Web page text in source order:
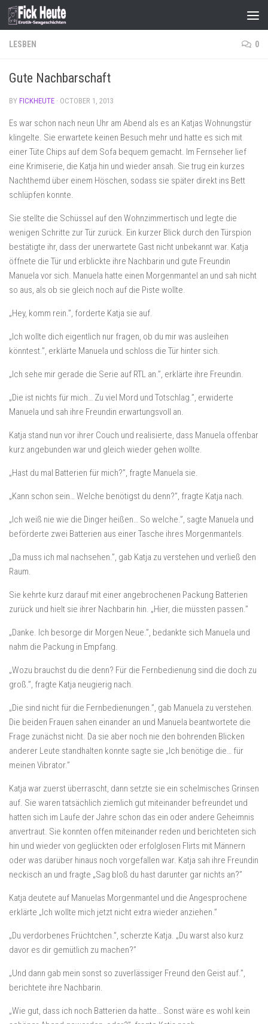
Skip to content
LESBEN 0
Gute Nachbarschaft
BY FICKHEUTE · OCTOBER 1, 2013
Es war schon nach neun Uhr am Abend als es an Katjas Wohnungstür
klingelte. Sie erwartete keinen Besuch mehr und hatte es sich mit
einer Tüte Chips auf dem Sofa bequem gemacht. Im Fernseher lief
eine Krimiserie, die Katja hin und wieder ansah. Sie trug ein kurzes
Nachthemd über einem Höschen, sodass sie später direkt ins Bett
schlüpfen konnte.
Sie stellte die Schüssel auf den Wohnzimmertisch und legte die
wenigen Schritte zur Tür zurück. Ein kurzer Blick durch den Türspion
bestätigte ihr, dass der unerwartete Gast nicht unbekannt war. Katja
öffnete die Tür und erblickte ihre Nachbarin und gute Freundin
Manuela vor sich. Manuela hatte einen Morgenmantel an und sah nicht
so aus, als ob sie gleich noch auf die Piste wollte.
„Hey, komm rein.”, forderte Katja sie auf.
„Ich wollte dich eigentlich nur fragen, ob du mir was ausleihen
könntest.”, erklärte Manuela und schloss die Tür hinter sich.
„Ich sehe mir gerade die Serie auf RTL an.”, erklärte ihre Freundin.
„Die ist nichts für mich… Zu viel Mord und Totschlag.”, erwiderte
Manuela und sah ihre Freundin erwartungsvoll an.
Katja stand nun vor ihrer Couch und realisierte, dass Manuela offenbar
kurz angebunden war und gleich wieder gehen wollte.
„Hast du mal Batterien für mich?”, fragte Manuela sie.
„Kann schon sein… Welche benötigst du denn?”, fragte Katja nach.
„Ich weiß nie wie die Dinger heißen… So welche.”, sagte Manuela und
beförderte zwei Batterien aus einer Tasche ihres Morgenmantels.
„Da muss ich mal nachsehen.”, gab Katja zu verstehen und verließ den
Raum.
Sie kehrte kurz darauf mit einer angebrochenen Packung Batterien
zurück und hielt sie ihrer Nachbarin hin. „Hier, die müssten passen.”
„Danke. Ich besorge dir Morgen Neue.”, bedankte sich Manuela und
nahm die Packung in Empfang.
„Wozu brauchst du die denn? Für die Fernbedienung sind die doch zu
groß.”, fragte Katja neugierig nach.
„Die sind nicht für die Fernbedienungen.”, gab Manuela zu verstehen.
Die beiden Frauen sahen einander an und Manuela beantwortete die
Frage zunächst nicht. Da sie aber noch nie den bohrenden Blicken
anderer Leute standhalten konnte sagte sie „Ich benötige die… für
meinen Vibrator.”
Katja war zuerst überrascht, dann setzte sie ein schelmisches Grinsen
auf. Sie waren tatsächlich ziemlich gut miteinander befreundet und
hatten sich im Laufe der Jahre schon das ein oder andere Geheimnis
anvertraut. Sie konnten offen miteinander reden und berichteten sich
hin und wieder von geglückten oder erfolglosen Flirts mit Männern
oder was darüber hinaus noch vorgefallen war. Katja sah ihre Freundin
neckisch an und fragte „Sag bloß du hast darunter gar nichts an?”
Katja deutete auf Manuelas Morgenmantel und die Angesprochene
erklärte „Ich wollte mich jetzt nicht extra wieder anziehen.”
„Du verdorbenes Früchtchen.”, scherzte Katja. „Du warst also kurz
davor es dir gemütlich zu machen?”
„Und dann gab mein sonst so zuverlässiger Freund den Geist auf.”,
berichtete ihre Nachbarin.
„Wie gut, dass ich noch Batterien da hatte… Sonst wäre es wohl kein